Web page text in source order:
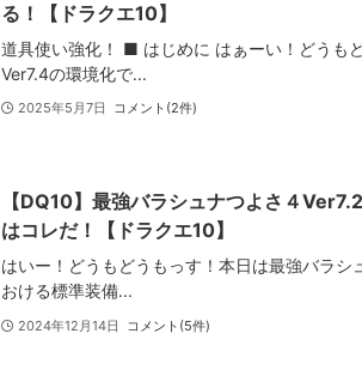
る！【ドラクエ10】
道具使い強化！ ■ はじめに はぁーい！どうも
Ver7.4の環境化で...
2025年5月7日 コメント(2件)
【DQ10】最強バラシュナつよさ４
はコレだ！【ドラクエ10】
はいー！どうもどうもっす！本日は最強バラシ
おける標準装備...
2024年12月14日 コメント(5件)